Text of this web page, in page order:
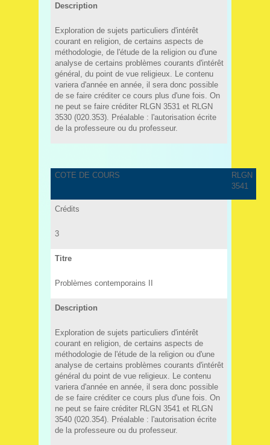
Description
Exploration de sujets particuliers d'intérêt
courant en religion, de certains aspects de
méthodologie, de l'étude de la religion ou d'une
analyse de certains problèmes courants d'intérêt
général, du point de vue religieux. Le contenu
variera d'année en année, il sera donc possible
de se faire créditer ce cours plus d'une fois. On
ne peut se faire créditer RLGN 3531 et RLGN
3530 (020.353). Préalable : l'autorisation écrite
de la professeure ou du professeur.
COTE DE COURS
RLGN
3541
Crédits
3
Titre
Problèmes contemporains II
Description
Exploration de sujets particuliers d'intérêt
courant en religion, de certains aspects de
méthodologie de l'étude de la religion ou d'une
analyse de certains problèmes courants d'intérêt
général du point de vue religieux. Le contenu
variera d'année en année, il sera donc possible
de se faire créditer ce cours plus d'une fois. On
ne peut se faire créditer RLGN 3541 et RLGN
3540 (020.354). Préalable : l'autorisation écrite
de la professeure ou du professeur.